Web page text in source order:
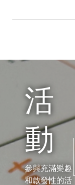
活
動
參與充滿樂趣
和啟發性的活